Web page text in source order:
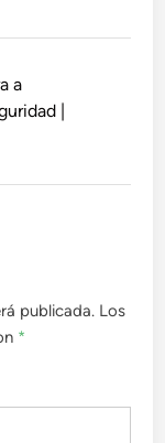
a
|
publicada. Los
*